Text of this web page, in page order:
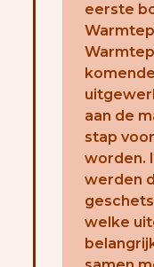
eerste
aan de
stap
worden.
werden
welke